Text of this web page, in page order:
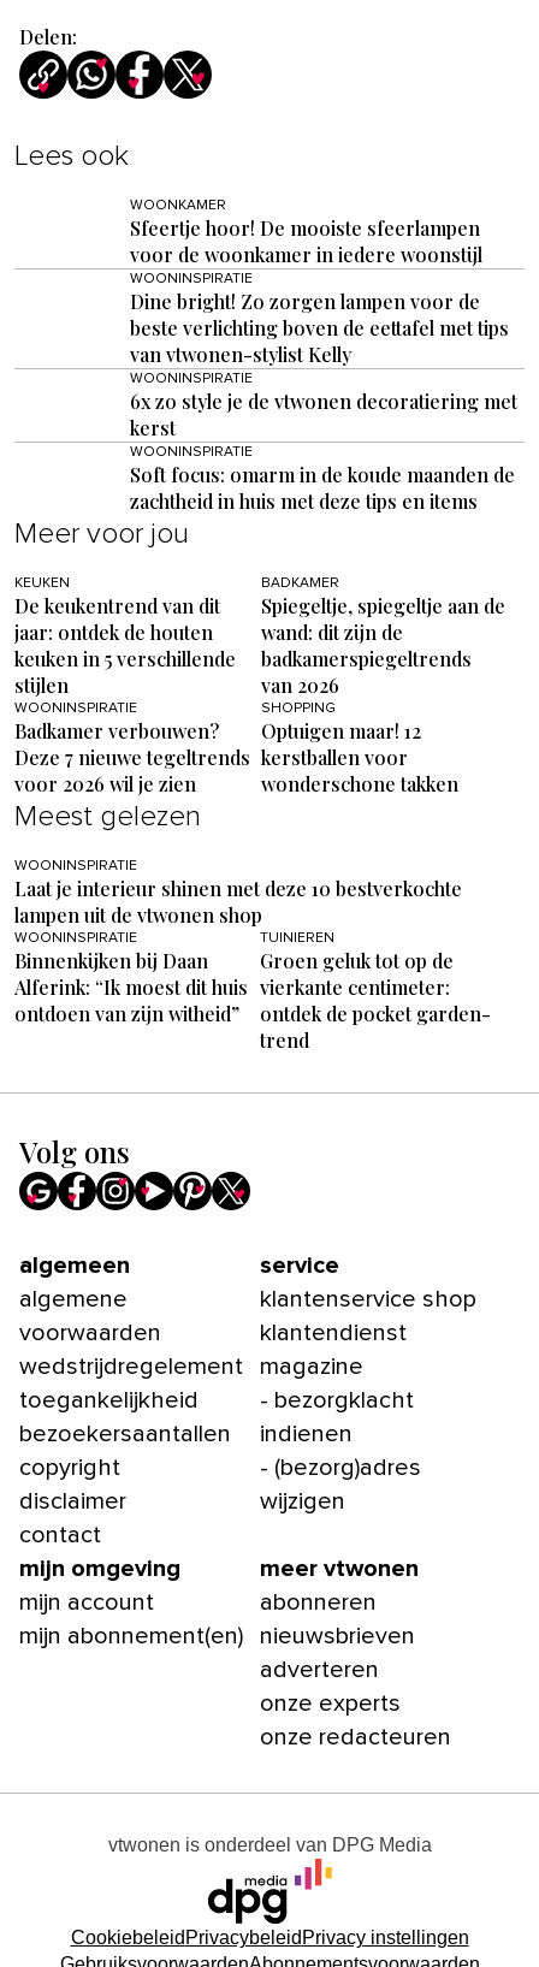
Delen:
Lees ook
WOONKAMER
Sfeertje hoor! De mooiste sfeerlampen
voor de woonkamer in iedere woonstijl
WOONINSPIRATIE
Dine bright! Zo zorgen lampen voor de
beste verlichting boven de eettafel met tips
van vtwonen-stylist Kelly
WOONINSPIRATIE
6x zo style je de vtwonen decoratiering met
kerst
WOONINSPIRATIE
Soft focus: omarm in de koude maanden de
zachtheid in huis met deze tips en items
Meer voor jou
KEUKEN
De keukentrend van dit
jaar: ontdek de houten
keuken in 5 verschillende
stijlen
BADKAMER
Spiegeltje, spiegeltje aan de
wand: dit zijn de
badkamerspiegeltrends
van 2026
WOONINSPIRATIE
Badkamer verbouwen?
Deze 7 nieuwe tegeltrends
voor 2026 wil je zien
SHOPPING
Optuigen maar! 12
kerstballen voor
wonderschone takken
Meest gelezen
WOONINSPIRATIE
Laat je interieur shinen met deze 10 bestverkochte
lampen uit de vtwonen shop
WOONINSPIRATIE
Binnenkijken bij Daan
Alferink: “Ik moest dit huis
ontdoen van zijn witheid”
TUINIEREN
Groen geluk tot op de
vierkante centimeter:
ontdek de pocket garden-
trend
Volg ons
algemeen
algemene
voorwaarden
wedstrijdregelement
toegankelijkheid
bezoekersaantallen
copyright
disclaimer
contact
service
klantenservice shop
klantendienst
magazine
- bezorgklacht
indienen
- (bezorg)adres
wijzigen
mijn omgeving
mijn account
mijn abonnement(en)
meer vtwonen
abonneren
nieuwsbrieven
adverteren
onze experts
onze redacteuren
vtwonen is onderdeel van DPG Media
Cookiebeleid Privacybeleid Privacy instellingen